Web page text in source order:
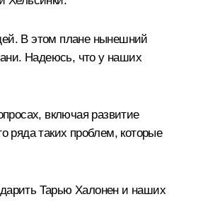
В этом плане нынешний
Надеюсь, что у наших
включая развитие
ряда таких проблем, которые
Тарью Халонен и наших